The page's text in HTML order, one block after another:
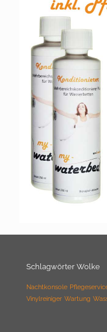
Schlagwörter Wolke
Nachtkonsole
Vinylreiniger Wartung